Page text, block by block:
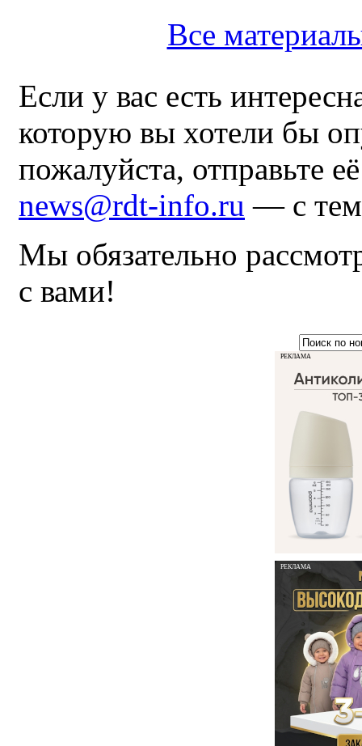
Все
Если у вас есть
которую вы хотели бы
пожалуйста, отправьте
news@rdt-info.ru — с
Мы обязательно
с вами!
РЕКЛАМА
РЕКЛАМА